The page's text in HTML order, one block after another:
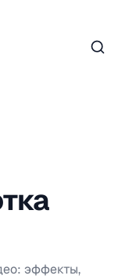
эффекты,